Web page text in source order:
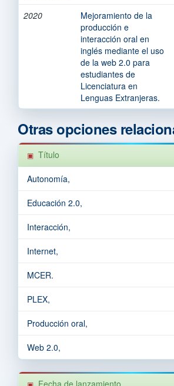
2020
Mejoramiento de la
producción e
interacción oral en
inglés mediante el uso
de la web 2.0 para
estudiantes de
Licenciatura en
Lenguas Extranjeras.
Otras opciones
Título
Autonomía,
Educación 2.0,
Interacción,
Internet,
MCER.
PLEX,
Producción oral,
Web 2.0,
Fecha de lanzamiento